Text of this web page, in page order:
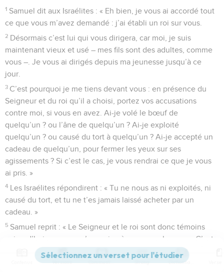
1 Samuel dit aux Israélites : « Eh bien, je vous ai accordé tout
ce que vous m’avez demandé : j’ai établi un roi sur vous.
2 Désormais c’est lui qui vous dirigera, car moi, je suis
maintenant vieux et usé – mes fils sont des adultes, comme
vous –. Je vous ai dirigés depuis ma jeunesse jusqu’à ce
jour.
3 C’est pourquoi je me tiens devant vous : en présence du
Seigneur et du roi qu’il a choisi, portez vos accusations
contre moi, si vous en avez. Ai-je volé le bœuf de
quelqu’un ? ou l’âne de quelqu’un ? Ai-je exploité
quelqu’un ? ou causé du tort à quelqu’un ? Ai-je accepté un
cadeau de quelqu’un, pour fermer les yeux sur ses
agissements ? Si c’est le cas, je vous rendrai ce que je vous
ai pris. »
4 Les Israélites répondirent : « Tu ne nous as ni exploités, ni
causé du tort, et tu ne t’es jamais laissé acheter par un
cadeau. »
5 Samuel reprit : « Le Seigneur et le roi sont donc témoins
aujourd’hui que vous n’avez rien à me reprocher. » – « C’est
exact », répondirent-ils.
Samuel leur dit encore : « Le Seigneur en est témoin, lui
Versions Commentaires Strong